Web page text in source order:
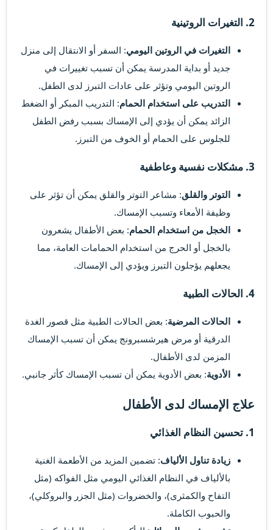
2. التغيرات الروتينية​
التغيرات في الروتين اليومي: السفر أو الانتقال إلى منزل
جديد أو بداية المدرسة يمكن أن تسبب تغييرات في
الروتين اليومي وتؤثر على عادات التبرز لدى الطفل.
التدريب على استخدام الحمام: التدريب المبكر أو الضغط
الزائد يمكن أن يؤدي إلى الإمساك بسبب رفض الطفل
للجلوس على الحمام أو الخوف من التبرز.
3. مشكلات نفسية وعاطفية​
التوتر والقلق: مشاعر التوتر والقلق يمكن أن تؤثر على
وظيفة الأمعاء وتسبب الإمساك.
الخجل من استخدام الحمام: بعض الأطفال يشعرون
بالخجل أو الحرج من استخدام الحمامات العامة، مما
يجعلهم يؤجلون التبرز ويؤدي إلى الإمساك.
4. الحالات الطبية​
الحالات المرضية: بعض الحالات الطبية مثل قصور الغدة
الدرقية أو مرض هيرشسبرونج يمكن أن تسبب الإمساك
المزمن لدى الأطفال.
الأدوية: بعض الأدوية يمكن أن تسبب الإمساك كأثر جانبي.
علاج الإمساك لدى الأطفال​
1. تحسين النظام الغذائي​
زيادة تناول الألياف: تضمين المزيد من الأطعمة الغنية
بالألياف في النظام الغذائي اليومي مثل الفواكه (مثل
التفاح والكمثرى)، والخضروات (مثل الجزر والبروكلي)،
والحبوب الكاملة.